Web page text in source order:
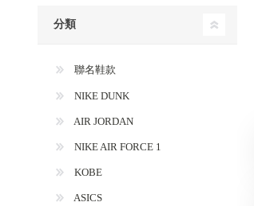
分類
聯名鞋款
NIKE DUNK
AIR JORDAN
NIKE AIR FORCE 1
KOBE
ASICS